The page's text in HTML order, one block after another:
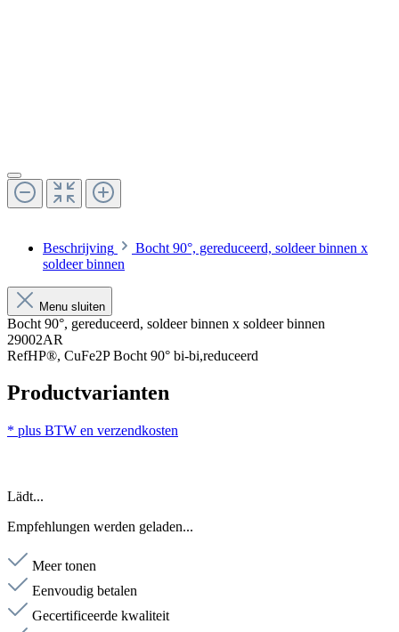
Beschrijving
Bocht 90°, gereduceerd, soldeer binnen x
soldeer binnen
Menu sluiten
Bocht 90°, gereduceerd, soldeer binnen x soldeer binnen
29002AR
RefHP®, CuFe2P Bocht 90° bi-bi,reduceerd
Productvarianten
* plus BTW en verzendkosten
Lädt...
Empfehlungen werden geladen...
Meer tonen
Eenvoudig betalen
Gecertificeerde kwaliteit